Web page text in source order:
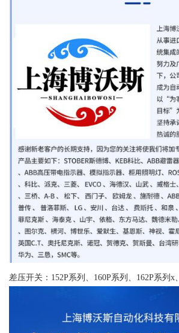
差压开关：152P系列、160P系列、162P系列x、